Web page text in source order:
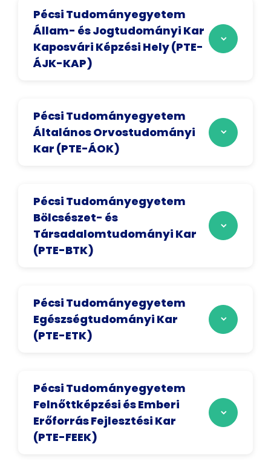
Pécsi Tudományegyetem
Állam- és Jogtudományi Kar
Kaposvári Képzési Hely (PTE-
ÁJK-KAP)
Pécsi Tudományegyetem
Általános Orvostudományi
Kar (PTE-ÁOK)
Pécsi Tudományegyetem
Bölcsészet- és
Társadalomtudományi Kar
(PTE-BTK)
Pécsi Tudományegyetem
Egészségtudományi Kar
(PTE-ETK)
Pécsi Tudományegyetem
Felnőttképzési és Emberi
Erőforrás Fejlesztési Kar
(PTE-FEEK)